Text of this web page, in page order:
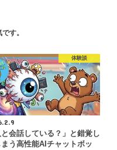
す。
体験談
と会話している？」と錯覚し
う高性能AIチャットボッ